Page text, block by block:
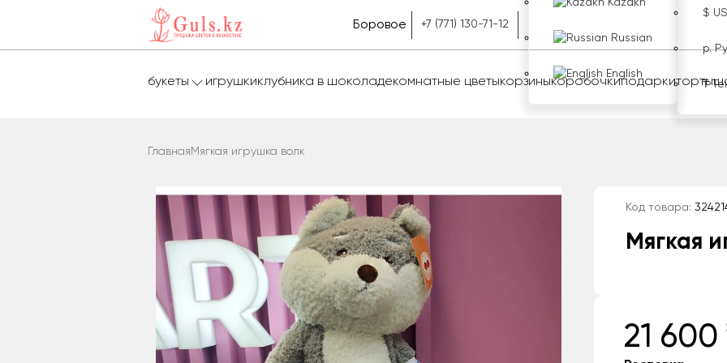
Боровое +7 (771) 130-71-12
Kazakh
Russian
English
$
р.
₸
букеты игрушкиклубника в шоколадекомнатные цветыкорзиныкоробочкиподаркиторты
Главная Мягкая игрушка волк
Код товара:
Мягкая
21 600